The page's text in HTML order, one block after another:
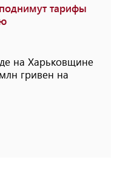
тарифы
на Харьковщине
​​гривен на